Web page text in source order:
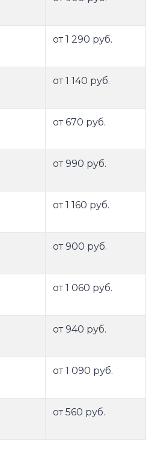
от 1 290 руб.
от 1 140 руб.
от 670 руб.
от 990 руб.
от 1 160 руб.
от 900 руб.
от 1 060 руб.
от 940 руб.
от 1 090 руб.
от 560 руб.